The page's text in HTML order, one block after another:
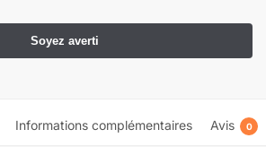
Informations complémentaires Avis 0